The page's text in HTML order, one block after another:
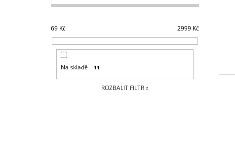
69 Kč 2999 Kč
Na skladě 11
ROZBALIT FILTR